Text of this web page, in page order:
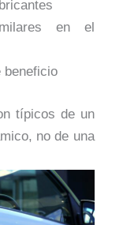
en el
beneficio
típicos de un
no de una